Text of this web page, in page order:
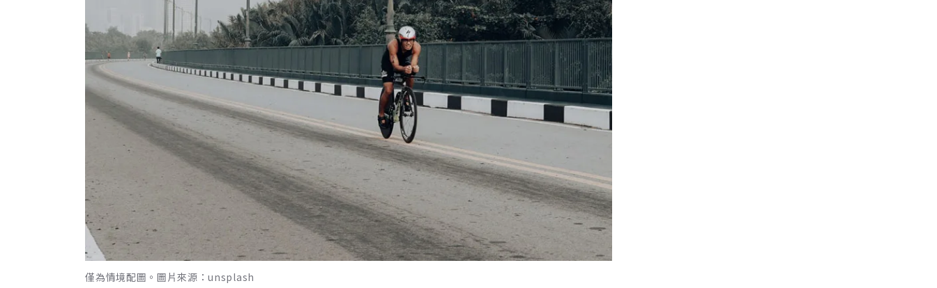
僅為情境配圖。圖片來源：unsplash